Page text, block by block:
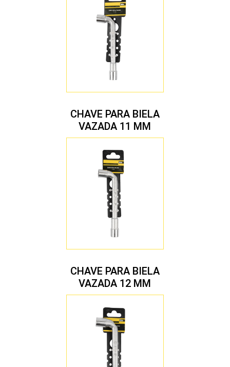
CHAVE PARA BIELA
VAZADA 11 MM
CHAVE PARA BIELA
VAZADA 12 MM